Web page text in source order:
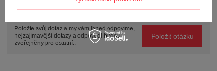
Položte svůj dotaz a my vám ihned odpovíme,
nejzajímavější dotazy a odpovědi budou
zveřejněny pro ostatní..
Položit otázku